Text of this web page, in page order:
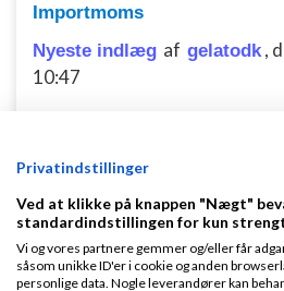
Privatindstillinger
Ved at klikke på knappen "Nægt"
standardindstillingen for kun
Vi og vores partnere gemmer og/eller får
såsom unikke ID'er i cookie og anden
personlige data. Nogle leverandører kan
Importmoms
Nyeste indlæg af gelatodk ,
10:47
Hvordan håndterer I OSS/
sælger software eller
privatpersoner i EU?